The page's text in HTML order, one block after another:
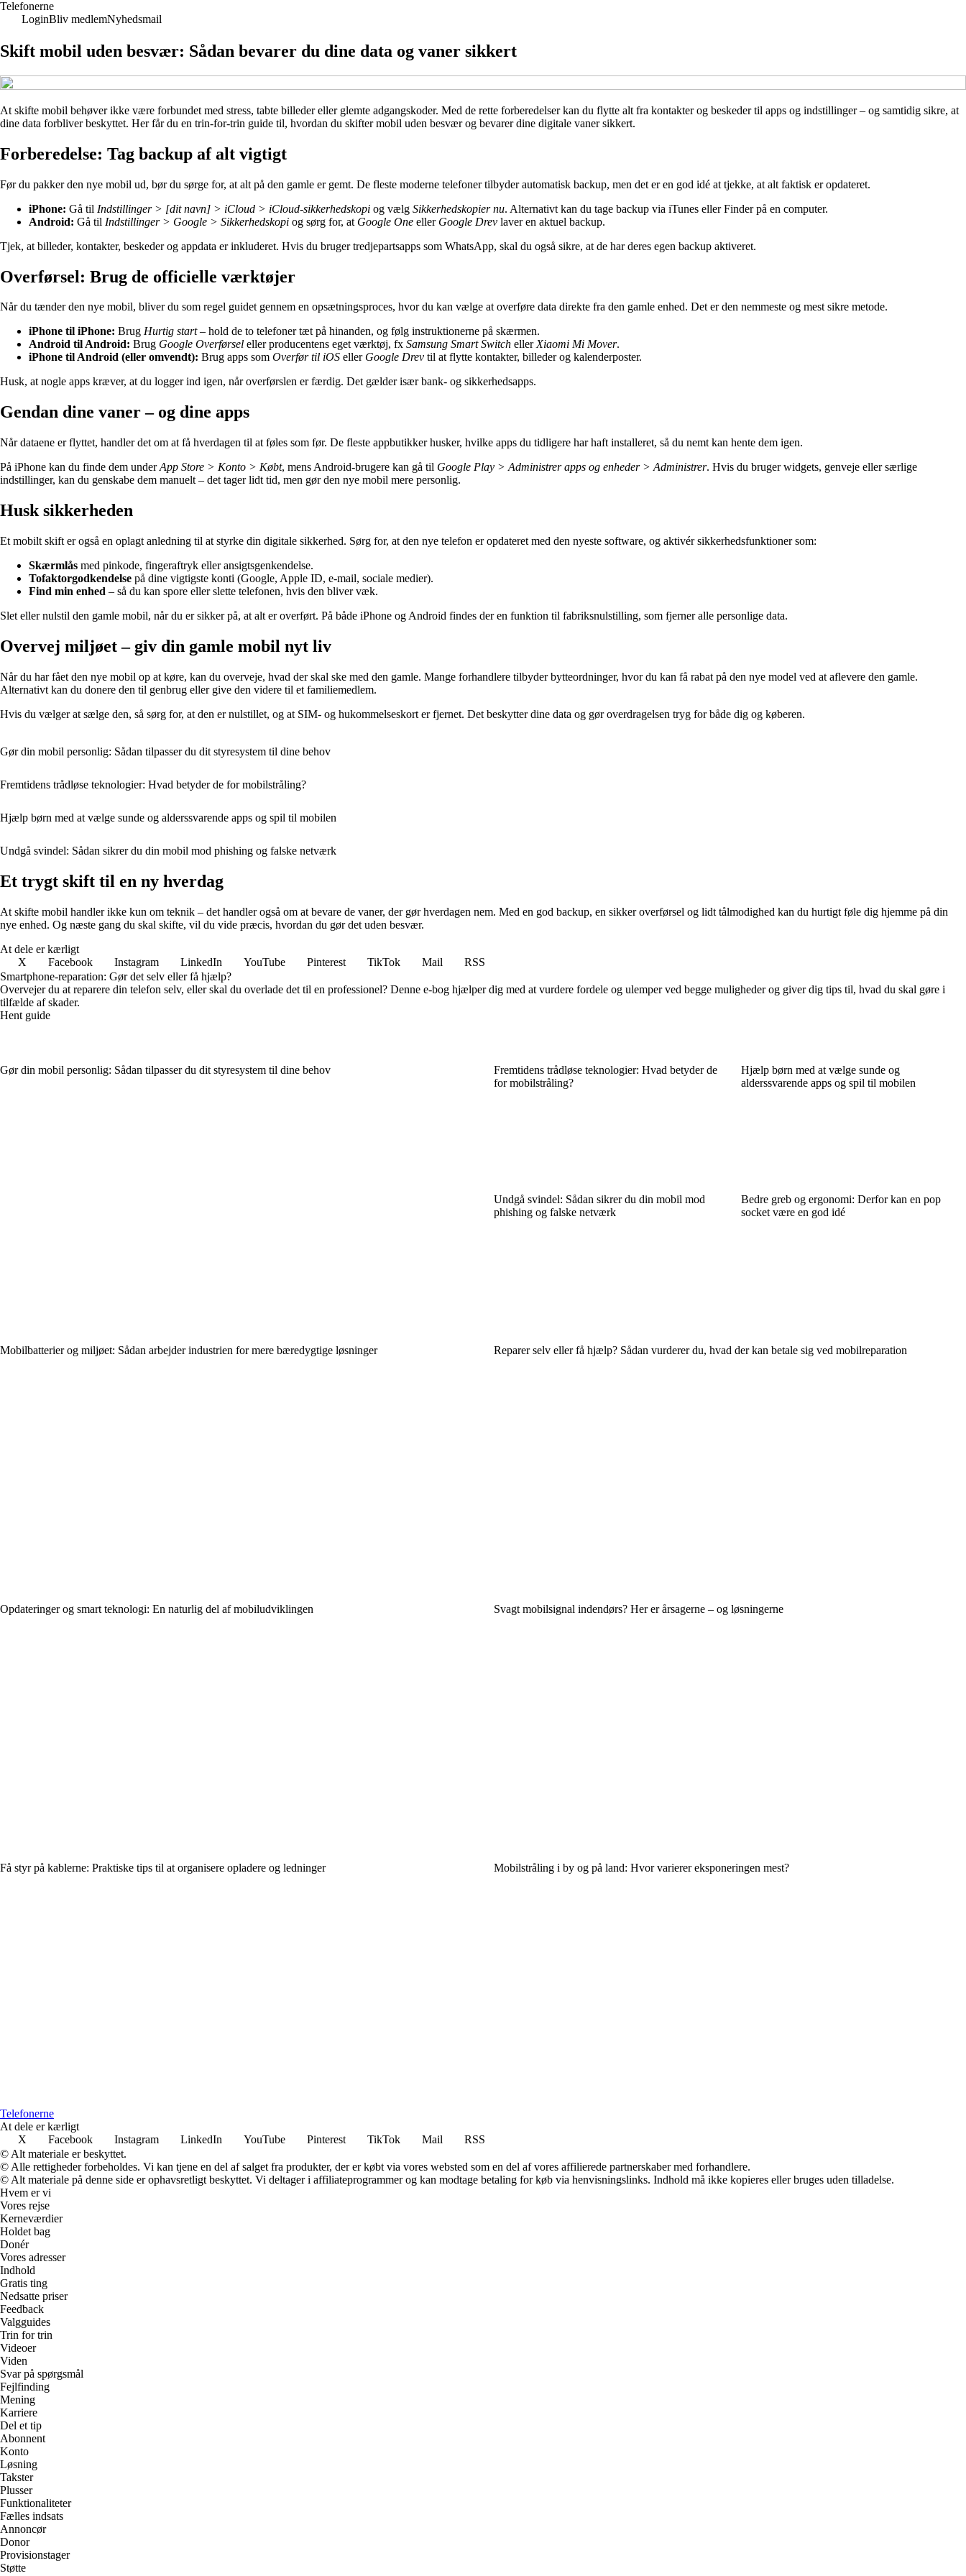
Telefonerne
LoginBliv medlemNyhedsmail
Skift mobil uden besvær: Sådan bevarer du dine data og vaner sikkert
At skifte mobil behøver ikke være forbundet med stress, tabte billeder eller glemte adgangskoder. Med de rette forberedelser kan du flytte alt fra kontakter og beskeder til apps og indstillinger – og samtidig sikre, at
dine data forbliver beskyttet. Her får du en trin-for-trin guide til, hvordan du skifter mobil uden besvær og bevarer dine digitale vaner sikkert.
Forberedelse: Tag backup af alt vigtigt
Før du pakker den nye mobil ud, bør du sørge for, at alt på den gamle er gemt. De fleste moderne telefoner tilbyder automatisk backup, men det er en god idé at tjekke, at alt faktisk er opdateret.
iPhone: Gå til Indstillinger > [dit navn] > iCloud > iCloud-sikkerhedskopi og vælg Sikkerhedskopier nu. Alternativt kan du tage backup via iTunes eller Finder på en computer.
Android: Gå til Indstillinger > Google > Sikkerhedskopi og sørg for, at Google One eller Google Drev laver en aktuel backup.
Tjek, at billeder, kontakter, beskeder og appdata er inkluderet. Hvis du bruger tredjepartsapps som WhatsApp, skal du også sikre, at de har deres egen backup aktiveret.
Overførsel: Brug de officielle værktøjer
Når du tænder den nye mobil, bliver du som regel guidet gennem en opsætningsproces, hvor du kan vælge at overføre data direkte fra den gamle enhed. Det er den nemmeste og mest sikre metode.
iPhone til iPhone: Brug Hurtig start– hold de to telefoner tæt på hinanden, og følg instruktionerne på skærmen.
Android til Android: Brug Google Overførsel eller producentens eget værktøj, fx Samsung Smart Switch ellerXiaomi Mi Mover.
iPhone til Android (eller omvendt): Brug apps som Overfør til iOS eller Google Drev til at flytte kontakter, billeder og kalenderposter.
Husk, at nogle apps kræver, at du logger ind igen, når overførslen er færdig. Det gælder især bank- og sikkerhedsapps.
Gendan dine vaner – og dine apps
Når dataene er flyttet, handler det om at få hverdagen til at føles som før. De fleste appbutikker husker, hvilke apps du tidligere har haft installeret, så du nemt kan hente dem igen.
På iPhone kan du finde dem underApp Store > Konto > Købt, mens Android-brugere kan gå til Google Play > Administrer apps og enheder > Administrer. Hvis du bruger widgets, genveje eller særlige
indstillinger, kan du genskabe dem manuelt – det tager lidt tid, men gør den nye mobil mere personlig.
Husk sikkerheden
Et mobilt skift er også en oplagt anledning til at styrke din digitale sikkerhed. Sørg for, at den nye telefon er opdateret med den nyeste software, og aktivér sikkerhedsfunktioner som:
Skærmlås med pinkode, fingeraftryk eller ansigtsgenkendelse.
Tofaktorgodkendelse på dine vigtigste konti (Google, Apple ID, e-mail, sociale medier).
Find min enhed – så du kan spore eller slette telefonen, hvis den bliver væk.
Slet eller nulstil den gamle mobil, når du er sikker på, at alt er overført. På både iPhone og Android findes der en funktion til fabriksnulstilling, som fjerner alle personlige data.
Overvej miljøet – giv din gamle mobil nyt liv
Når du har fået den nye mobil op at køre, kan du overveje, hvad der skal ske med den gamle. Mange forhandlere tilbyder bytteordninger, hvor du kan få rabat på den nye model ved at aflevere den gamle.
Alternativt kan du donere den til genbrug eller give den videre til et familiemedlem.
Hvis du vælger at sælge den, så sørg for, at den er nulstillet, og at SIM- og hukommelseskort er fjernet. Det beskytter dine data og gør overdragelsen tryg for både dig og køberen.
Gør din mobil personlig: Sådan tilpasser du dit styresystem til dine behov
Fremtidens trådløse teknologier: Hvad betyder de for mobilstråling?
Hjælp børn med at vælge sunde og alderssvarende apps og spil til mobilen
Undgå svindel: Sådan sikrer du din mobil mod phishing og falske netværk
Et trygt skift til en ny hverdag
At skifte mobil handler ikke kun om teknik – det handler også om at bevare de vaner, der gør hverdagen nem. Med en god backup, en sikker overførsel og lidt tålmodighed kan du hurtigt føle dig hjemme på din
nye enhed. Og næste gang du skal skifte, vil du vide præcis, hvordan du gør det uden besvær.
At dele er kærligt
X
Facebook Instagram LinkedIn YouTube Pinterest TikTok Mail
RSS
Smartphone-reparation: Gør det selv eller få hjælp?
Overvejer du at reparere din telefon selv, eller skal du overlade det til en professionel? Denne e-bog hjælper dig med at vurdere fordele og ulemper ved begge muligheder og giver dig tips til, hvad du skal gøre i
tilfælde af skader.
Hent guide
Gør din mobil personlig: Sådan tilpasser du dit styresystem til dine behov
Fremtidens trådløse teknologier: Hvad betyder de
for mobilstråling?
Hjælp børn med at vælge sunde og
alderssvarende apps og spil til mobilen
Undgå svindel: Sådan sikrer du din mobil mod
phishing og falske netværk
Bedre greb og ergonomi: Derfor kan en pop
socket være en god idé
Mobilbatterier og miljøet: Sådan arbejder industrien for mere bæredygtige løsninger Reparer selv eller få hjælp? Sådan vurderer du, hvad der kan betale sig ved mobilreparation
Opdateringer og smart teknologi: En naturlig del af mobiludviklingen Svagt mobilsignal indendørs? Her er årsagerne – og løsningerne
Få styr på kablerne: Praktiske tips til at organisere opladere og ledninger Mobilstråling i by og på land: Hvor varierer eksponeringen mest?
Telefonerne
At dele er kærligt
X
Facebook Instagram LinkedIn YouTube Pinterest TikTok Mail
RSS
© Alt materiale er beskyttet.
© Alle rettigheder forbeholdes. Vi kan tjene en del af salget fra produkter, der er købt via vores websted som en del af vores affilierede partnerskaber med forhandlere.
© Alt materiale på denne side er ophavsretligt beskyttet. Vi deltager i affiliateprogrammer og kan modtage betaling for køb via henvisningslinks. Indhold må ikke kopieres eller bruges uden tilladelse.
Hvem er vi
Vores rejse
Kerneværdier
Holdet bag
Donér
Vores adresser
Indhold
Gratis ting
Nedsatte priser
Feedback
Valgguides
Trin for trin
Videoer
Viden
Svar på spørgsmål
Fejlfinding
Mening
Karriere
Del et tip
Abonnent
Konto
Løsning
Takster
Plusser
Funktionaliteter
Fælles indsats
Annoncør
Donor
Provisionstager
Støtte